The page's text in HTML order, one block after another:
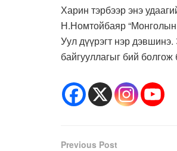
Харин тэрбээр энэ
Н.Номтойбаяр “Монголын
Уул дүүрэгт нэр
байгууллагыг бий болгож
Previous Post